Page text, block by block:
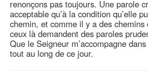
renonçons pas toujours. Une parole
acceptable qu’à la condition qu’elle
chemin, et comme il y a des chemins
ceux là demandent des paroles
Que le Seigneur m’accompagne
tout au long de ce jour.